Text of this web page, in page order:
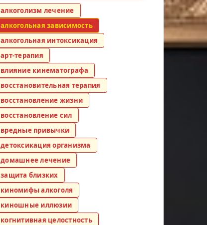
алкоголизм лечение
алкогольная зависимость
алкогольная интоксикация
арт-терапия
влияние кинематографа
восстановительная терапия
восстановление жизни
восстановление сил
вредные привычки
детоксикация организма
домашнее лечение
защита близких
киномифы алкоголя
киношные иллюзии
когнитивная целостность